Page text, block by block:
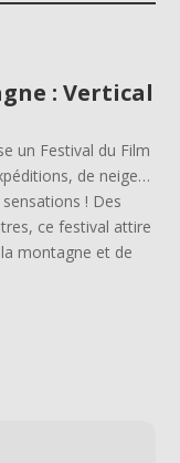
: Vertical
un Festival du Film
de neige…
! Des
ce festival attire
montagne et de